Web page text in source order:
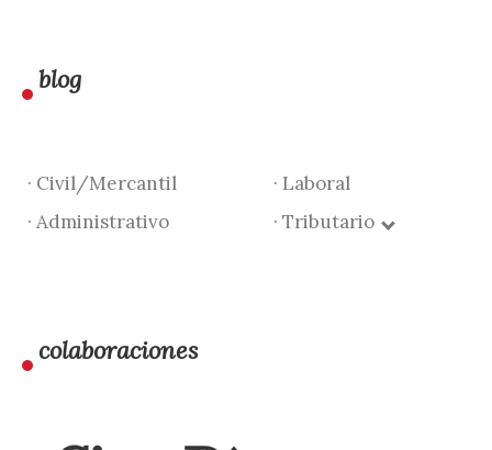
blog
· Civil/Mercantil
· Laboral
· Administrativo
· Tributario
colaboraciones